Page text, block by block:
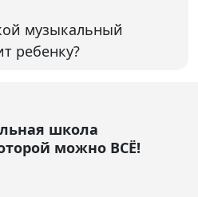
музыкальный
ребенку?
школа
можно ВСЁ!